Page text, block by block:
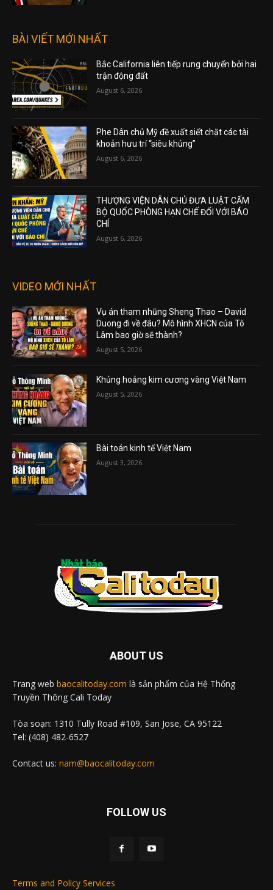
BÀI VIẾT MỚI NHẤT
Bắc California liên tiếp rung chuyển bởi hai
trận động đất
August 6, 2026
Phe Dân chủ Mỹ đề xuất siết chặt các tài
khoản hưu trí “siêu khủng”
August 6, 2026
THƯỢNG VIỆN DÂN CHỦ ĐƯA LUẬT CẤM
BỘ QUỐC PHÒNG HẠN CHẾ ĐỐI VỚI BÁO
CHÍ
August 6, 2026
VIDEO MỚI NHẤT
Vụ án tham nhũng Sheng Thao – David
Duong đi về đâu? Mô hình XHCN của Tô
Lâm bao giờ sẽ thành?
August 5, 2026
Khủng hoảng kim cương vàng Việt Nam
August 5, 2026
Bài toán kinh tế Việt Nam
August 3, 2026
ABOUT US
Trang web baocalitoday.com là sản phẩm của Hệ Thống
Truyền Thông Cali Today
Tòa soạn: 1310 Tully Road #109, San Jose, CA 95122
Tel: (408) 482-6527
Contact us: nam@baocalitoday.com
FOLLOW US
Terms and Policy Services